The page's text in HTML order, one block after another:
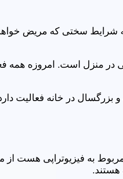
به شرایط سختی که مریض
منزل است. امروزه همه
در خانه فعالیت
به فیزیوتراپی هست
هستند.